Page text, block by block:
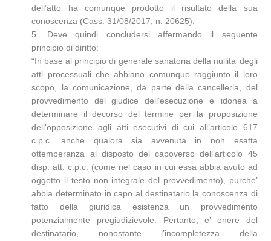
dell’atto ha comunque prodotto il risultato della sua
conoscenza (Cass. 31/08/2017, n. 20625).
5. Deve quindi concludersi affermando il seguente
principio di diritto:
“In base al principio di generale sanatoria della nullita’ degli
atti processuali che abbiano comunque raggiunto il loro
scopo, la comunicazione, da parte della cancelleria, del
provvedimento del giudice dell’esecuzione e’ idonea a
determinare il decorso del termine per la proposizione
dell’opposizione agli atti esecutivi di cui all’articolo 617
c.p.c. anche qualora sia avvenuta in non esatta
ottemperanza al disposto del capoverso dell’articolo 45
disp. att. c.p.c. (come nel caso in cui essa abbia avuto ad
oggetto il testo non integrale del provvedimento), purche’
abbia determinato in capo al destinatario la conoscenza di
fatto della giuridica esistenza un provvedimento
potenzialmente pregiudizievole. Pertanto, e’ onere del
destinatario, nonostante l’incompletezza della